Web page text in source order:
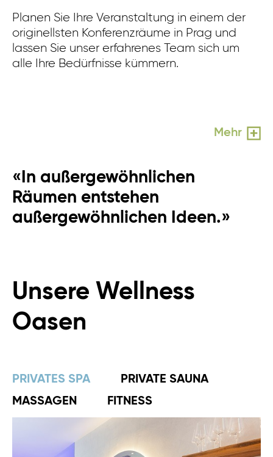
Planen Sie Ihre Veranstaltung in einem der
originellsten Konferenzräume in Prag und
lassen Sie unser erfahrenes Team sich um
alle Ihre Bedürfnisse kümmern.
Mehr
«In außergewöhnlichen
Räumen entstehen
außergewöhnlichen Ideen.»
Unsere Wellness
Oasen
PRIVATES SPA
PRIVATE SAUNA
MASSAGEN
FITNESS